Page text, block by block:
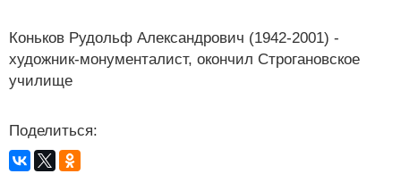
Коньков Рудольф Александрович (1942-2001) -
художник-монументалист, окончил Строгановское
училище
Поделиться: